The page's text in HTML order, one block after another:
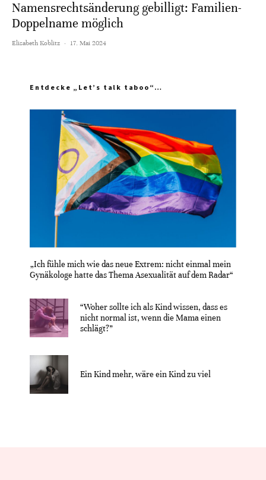
Namensrechtsänderung gebilligt: Familien-
Doppelname möglich
Elisabeth Koblitz · 17. Mai 2024
Entdecke „Let’s talk taboo“…
„Ich fühle mich wie das neue Extrem: nicht einmal mein
Gynäkologe hatte das Thema Asexualität auf dem Radar“
“Woher sollte ich als Kind wissen, dass es
nicht normal ist, wenn die Mama einen
schlägt?”
Ein Kind mehr, wäre ein Kind zu viel